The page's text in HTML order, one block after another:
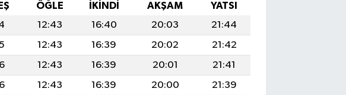
ÖĞLE İKINDI AKŞAM
YATSI
12:43 16:40 20:03
21:44
12:43 16:39 20:02
21:42
12:43 16:39 20:01
21:41
12:43 16:39 20:00
21:39